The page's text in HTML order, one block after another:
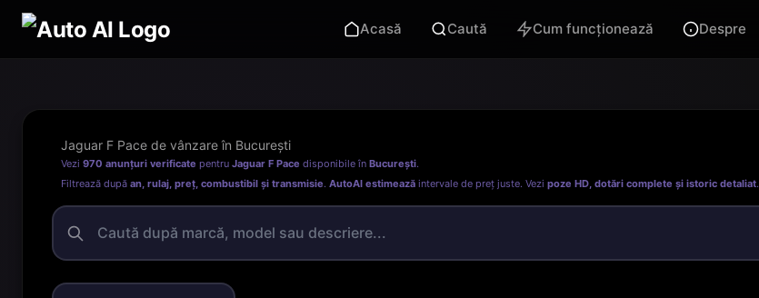
Acasă Caută Cum funcționează Despre
Jaguar F Pace de vânzare în București
Vezi 970 anunțuri verificate pentru Jaguar F Pace disponibile în București.
Filtrează după an, rulaj, preț, combustibil și transmisie. AutoAI estimează intervale de preț juste. Vezi poze HD, dotări complete și istoric detaliat.